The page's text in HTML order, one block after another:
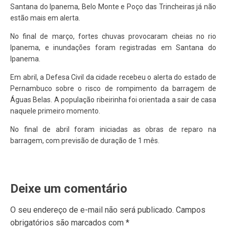
Santana do Ipanema, Belo Monte e Poço das Trincheiras já não
estão mais em alerta.
No final de março, fortes chuvas provocaram cheias no rio
Ipanema, e inundações foram registradas em Santana do
Ipanema.
Em abril, a Defesa Civil da cidade recebeu o alerta do estado de
Pernambuco sobre o risco de rompimento da barragem de
Águas Belas. A população ribeirinha foi orientada a sair de casa
naquele primeiro momento.
No final de abril foram iniciadas as obras de reparo na
barragem, com previsão de duração de 1 mês.
Deixe um comentário
O seu endereço de e-mail não será publicado. Campos
obrigatórios são marcados com *